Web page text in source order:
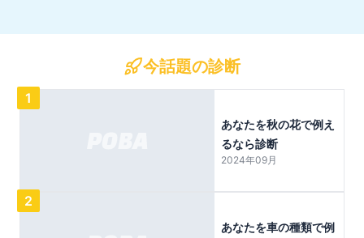
今話題の診断
1
あなたを秋の花で例え
るなら診断
2024年09月
2
あなたを車の種類で例